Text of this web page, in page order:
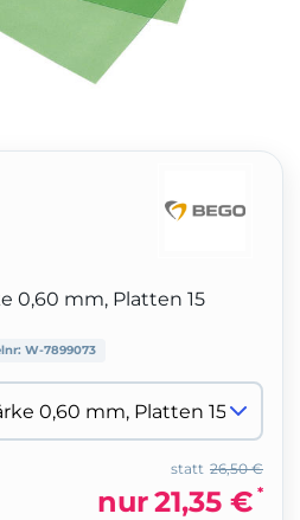
0,60 mm, Platten 15
W-7899073
26,50 €
statt
nur21,35 € *